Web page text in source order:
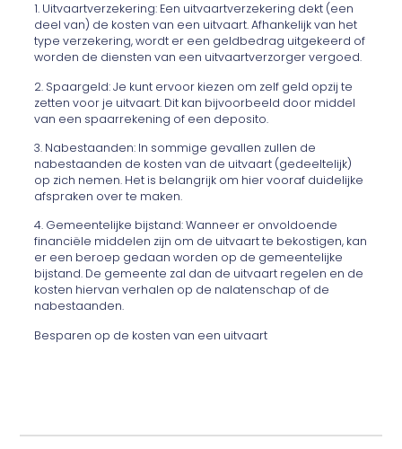
1. Uitvaartverzekering: Een uitvaartverzekering dekt (een
deel van) de kosten van een uitvaart. Afhankelijk van het
type verzekering, wordt er een geldbedrag uitgekeerd of
worden de diensten van een uitvaartverzorger vergoed.
2. Spaargeld: Je kunt ervoor kiezen om zelf geld opzij te
zetten voor je uitvaart. Dit kan bijvoorbeeld door middel
van een spaarrekening of een deposito.
3. Nabestaanden: In sommige gevallen zullen de
nabestaanden de kosten van de uitvaart (gedeeltelijk)
op zich nemen. Het is belangrijk om hier vooraf duidelijke
afspraken over te maken.
4. Gemeentelijke bijstand: Wanneer er onvoldoende
financiële middelen zijn om de uitvaart te bekostigen, kan
er een beroep gedaan worden op de gemeentelijke
bijstand. De gemeente zal dan de uitvaart regelen en de
kosten hiervan verhalen op de nalatenschap of de
nabestaanden.
Besparen op de kosten van een uitvaart